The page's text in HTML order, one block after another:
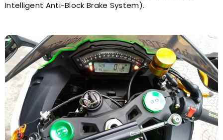
Intelligent Anti-Block Brake System).